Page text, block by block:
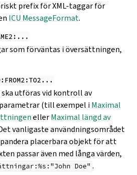
prefix för XML-taggar för
ICU MessageFormat.
som förväntas i översättningen,
utföras vid kontroll av
(till exempel iMaximal
ellerMaximal längd av
vanligaste användningsområdet
placerbara objekt för att
passar även med långa värden,
Doe" .